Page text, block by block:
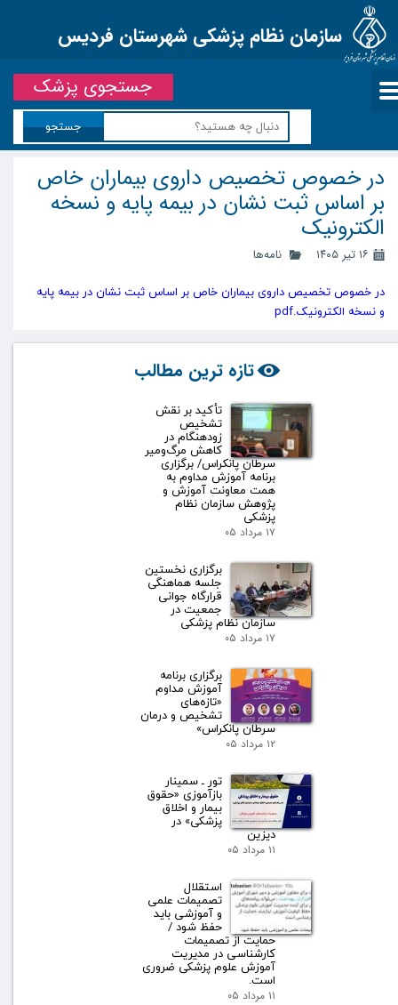
سازمان نظام پزشکی شهرستان فردیس
جستجو
جستجوی پزشک
در خصوص تخصیص داروی بیماران خاص
بر اساس ثبت نشان در بیمه پایه و نسخه
الکترونیک
۱۶ تیر ۱۴۰۵ نامه‌ها
در خصوص تخصیص داروی بیماران خاص بر اساس ثبت نشان در بیمه پایه
و نسخه الکترونیک.pdf
تازه ترین مطالب
تأکید بر نقش
تشخیص
زودهنگام در
کاهش مرگ‌ومیر
سرطان پانکراس/ برگزاری
برنامه آموزش مداوم به
همت معاونت آموزش و
پژوهش سازمان نظام
پزشکی
۱۷ مرداد ۰۵
برگزاری نخستین
جلسه هماهنگی
قرارگاه جوانی
جمعیت در
سازمان نظام پزشکی
۱۷ مرداد ۰۵
برگزاری برنامه
آموزش مداوم
«تازه‌های
تشخیص و درمان
سرطان پانکراس»
۱۲ مرداد ۰۵
تور ـ سمینار
بازآموزی «حقوق
بیمار و اخلاق
پزشکی» در
دیزین
۱۱ مرداد ۰۵
استقلال
تصمیمات علمی
و آموزشی باید
حفظ شود /
حمایت از تصمیمات
کارشناسی در مدیریت
آموزش علوم پزشکی ضروری
است.
۱۱ مرداد ۰۵